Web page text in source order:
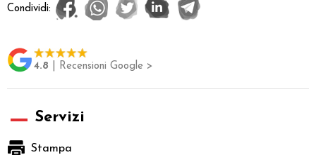
Condividi:
4.8 | Recensioni Google >
Servizi
Stampa